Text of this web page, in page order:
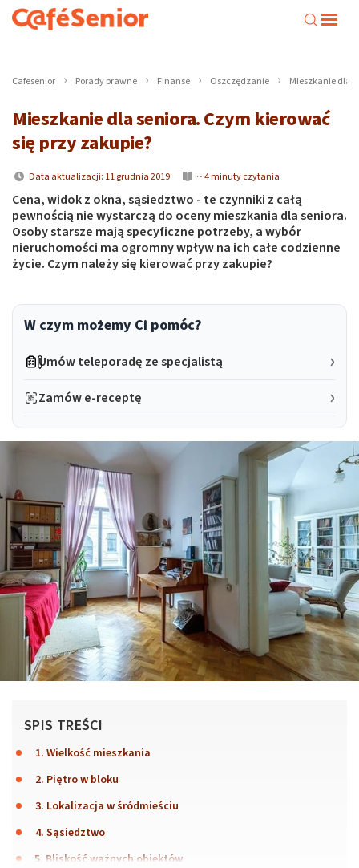
Cafesenior Porady prawne Finanse Oszczędzanie Mieszkanie dla
Mieszkanie dla seniora. Czym kierować
się przy zakupie?
Data aktualizacji: 11 grudnia 2019 ~ 4 minuty czytania
Cena, widok z okna, sąsiedztwo - te czynniki z całą
pewnością nie wystarczą do oceny mieszkania dla seniora.
Osoby starsze mają specyficzne potrzeby, a wybór
nieruchomości ma ogromny wpływ na ich całe codzienne
życie. Czym należy się kierować przy zakupie?
W czym możemy Ci pomóc?
Umów teleporadę ze specjalistą
Zamów e-receptę
SPIS TREŚCI
1. Wielkość mieszkania
2. Piętro w bloku
3. Lokalizacja w śródmieściu
4. Sąsiedztwo
5. Bliskość ważnych obiektów